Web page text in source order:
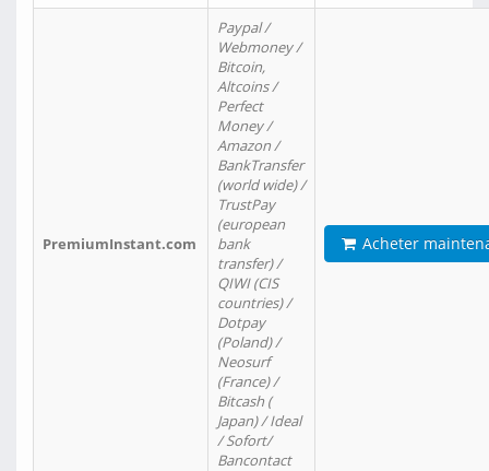
PremiumInstant.com
Paypal /
Webmoney /
Bitcoin,
Altcoins /
Perfect
Money /
Amazon /
BankTransfer
(world wide) /
TrustPay
(european
bank
transfer) /
QIWI (CIS
countries) /
Dotpay
(Poland) /
Neosurf
(France) /
Bitcash (
Japan) / Ideal
/ Sofort/
Bancontact
Acheter